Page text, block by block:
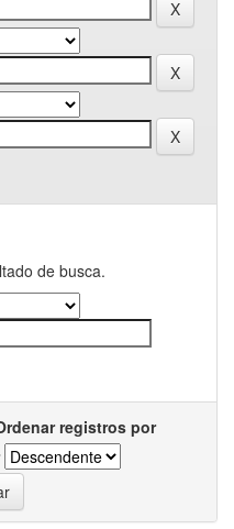
de busca.
registros por